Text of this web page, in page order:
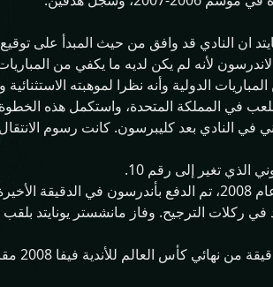
مانشستر يونايتد ان النادي قد وافق من حيث
لأنه لم يكن لديه ما يكفي من
الدولية وأنه نظرا لموهبته
في نهائي دوري أبطال أوروبا في موسكو عام 2008، تم
في ركلات الترجيح. وفاز مانشستر يونايتد
في 21